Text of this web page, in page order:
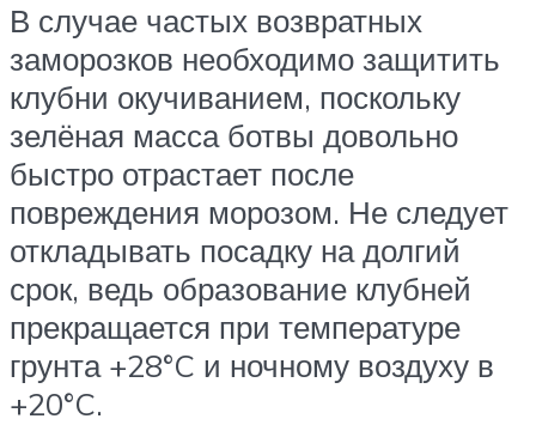
В случае частых возвратных
заморозков необходимо защитить
клубни окучиванием, поскольку
зелёная масса ботвы довольно
быстро отрастает после
повреждения морозом. Не следует
откладывать посадку на долгий
срок, ведь образование клубней
прекращается при температуре
грунта +28°C и ночному воздуху в
+20°C.